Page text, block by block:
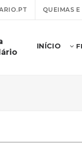
QUEIMAS
INÍCIO